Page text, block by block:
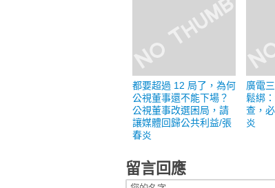
都要超過 12 局了，為何
公視董事還不能下場？
公視董事改選困局，請
讓媒體回歸公共利益/張
春炎
廣電
鬆綁
查，
炎
留言回應